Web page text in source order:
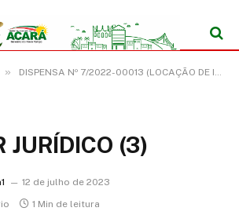
» DISPENSA Nº 7/2022-00013 (LOCAÇÃO DE IMÓVEL PARA FINS NÃO RESIDENCIAIS, LOCALIZADO VILA GUARUMÃ, RODOVIA PA 252, KM 18 – ZONA RURAL, DESTINADO A ATENDER OS INTERESSES DA SECRETARIA MUNICIPAL DE EDUCAÇÃO DO MUNICÍPIO DE ACARÁ/PA)
JURÍDICO (3)
12 de julho de 2023
1 Min de leitura